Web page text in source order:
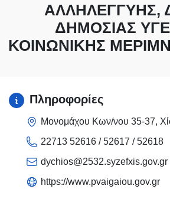
ΑΛΛΗΛΕΓΓΎΗΣ,
ΔΗΜΌΣΙΑΣ
ΚΟΙΝΩΝΙΚΉΣ
Πληροφορίες
Μονομάχου Κων/νου 35-37,
22713 52616 / 52617 / 52618
dychios@2532.syzefxis.gov.gr
https://www.pvaigaiou.gov.gr